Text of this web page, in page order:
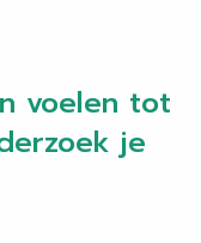
voelen tot
je